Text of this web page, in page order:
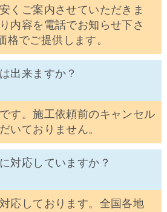
くご案内させていただきま
内容を電話でお知らせ下さ
格でご提供します。
出来ますか？
す。施工依頼前のキャンセル
いておりません。
対応していますか？
応しております。全国各地